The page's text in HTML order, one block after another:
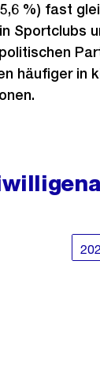
%) fast
Sportclubs
häufiger in